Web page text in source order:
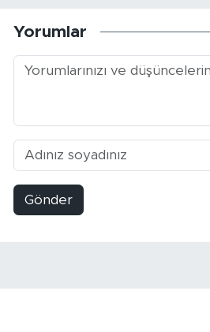
Yorumlar
Gönder